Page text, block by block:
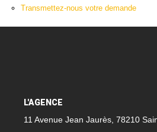
Transmettez-nous votre demande
L'AGENCE
11 Avenue Jean Jaurès, 78210